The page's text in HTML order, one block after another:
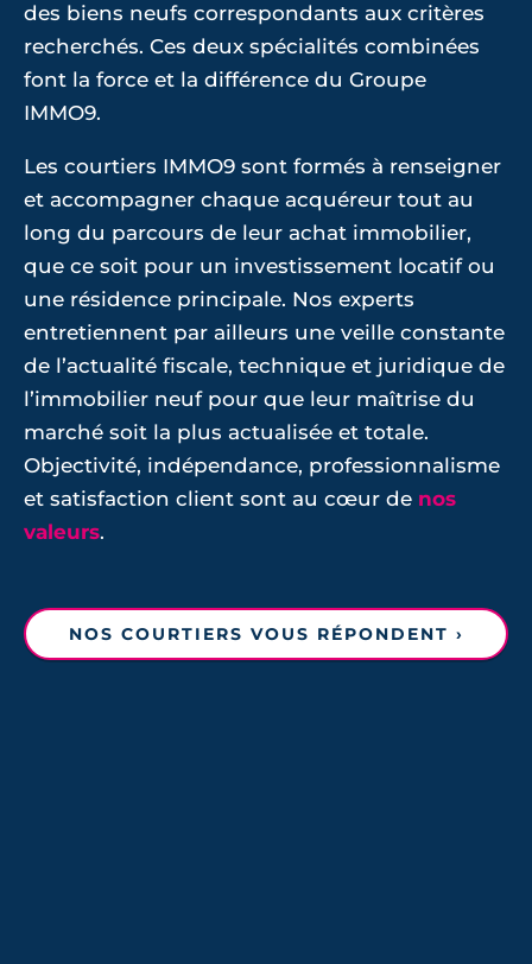
des biens neufs correspondants aux critères
recherchés. Ces deux spécialités combinées
font la force et la différence du Groupe
IMMO9.
Les courtiers IMMO9 sont formés à renseigner
et accompagner chaque acquéreur tout au
long du parcours de leur achat immobilier,
que ce soit pour un investissement locatif ou
une résidence principale. Nos experts
entretiennent par ailleurs une veille constante
de l’actualité fiscale, technique et juridique de
l’immobilier neuf pour que leur maîtrise du
marché soit la plus actualisée et totale.
Objectivité, indépendance, professionnalisme
et satisfaction client sont au cœur de nos
valeurs.
NOS COURTIERS VOUS RÉPONDENT ›